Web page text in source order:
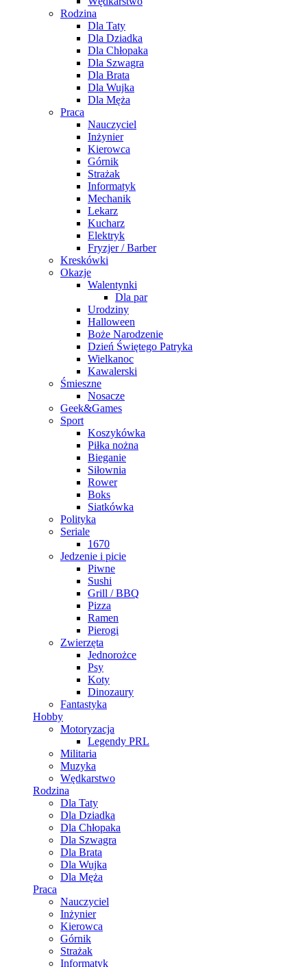
Rodzina
Dla Taty
Dla Dziadka
Dla Chłopaka
Dla Szwagra
Dla Brata
Dla Wujka
Dla Męża
Praca
Nauczyciel
Inżynier
Kierowca
Górnik
Strażak
Informatyk
Mechanik
Lekarz
Kucharz
Elektryk
Fryzjer / Barber
Kreskówki
Okazje
Walentynki
Dla par
Urodziny
Halloween
Boże Narodzenie
Dzień Świętego Patryka
Wielkanoc
Kawalerski
Śmieszne
Nosacze
Geek&Games
Sport
Koszykówka
Piłka nożna
Bieganie
Siłownia
Rower
Boks
Siatkówka
Polityka
Seriale
1670
Jedzenie i picie
Piwne
Sushi
Grill / BBQ
Pizza
Ramen
Pierogi
Zwierzęta
Jednorożce
Psy
Koty
Dinozaury
Fantastyka
Hobby
Motoryzacja
Legendy PRL
Militaria
Muzyka
Wędkarstwo
Rodzina
Dla Taty
Dla Dziadka
Dla Chłopaka
Dla Szwagra
Dla Brata
Dla Wujka
Dla Męża
Praca
Nauczyciel
Inżynier
Kierowca
Górnik
Strażak
Informatyk